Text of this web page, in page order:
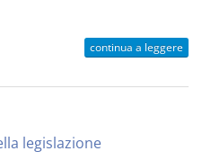
continua a leggere
legislazione